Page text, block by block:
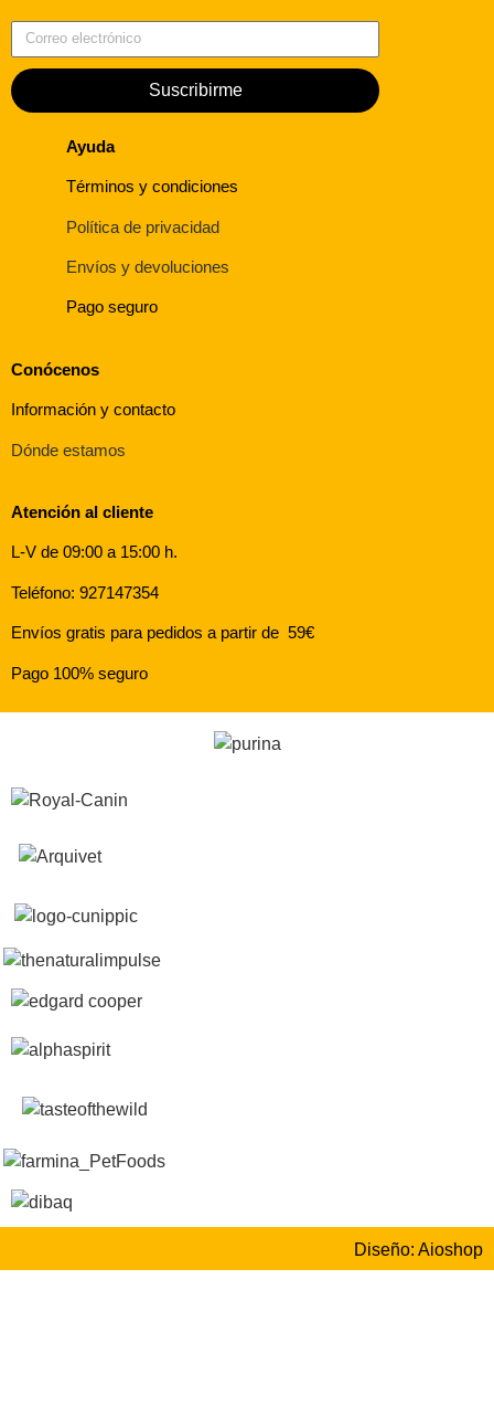
Suscribirme
Ayuda
Términos y condiciones
Política de privacidad
Envíos y devoluciones
Pago seguro
Conócenos
Información y contacto
Dónde estamos
Atención al cliente
L-V de 09:00 a 15:00 h.
Teléfono: 927147354
Envíos gratis para pedidos a partir de 59€
Pago 100% seguro
Diseño: Aioshop